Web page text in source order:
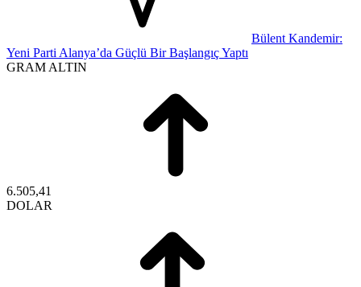
Bülent Kandemir:
Yeni Parti Alanya’da Güçlü Bir Başlangıç Yaptı
GRAM ALTIN
6.505,41
DOLAR